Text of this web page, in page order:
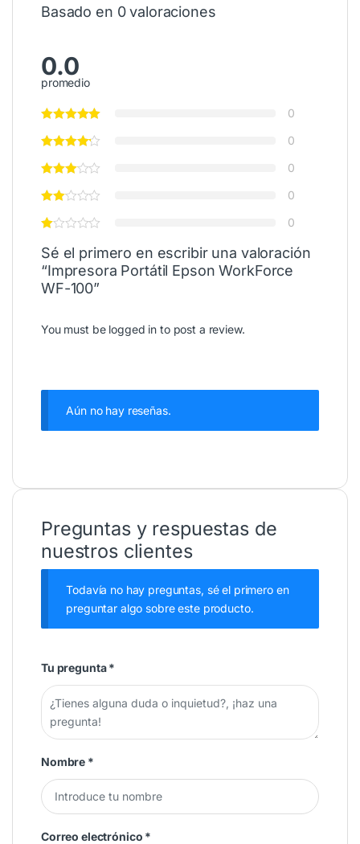
Basado en 0 valoraciones
0.0
promedio
0
0
0
0
0
Sé el primero en escribir una valoración
“Impresora Portátil Epson WorkForce
WF-100”
You must be logged in to post a review.
Aún no hay reseñas.
Preguntas y respuestas de
nuestros clientes
Todavía no hay preguntas, sé el primero en
preguntar algo sobre este producto.
Tu pregunta*
Nombre *
Correo electrónico *